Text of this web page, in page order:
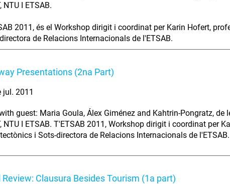
NTU I ETSAB.
2011, és el Workshop dirigit i coordinat per Karin Hofert,
de Relacions Internacionals de l'ETSAB.
Presentations (2na Part)
jul. 2011
guest: Maria Goula, Álex Giménez and Kahtrin-Pongratz, de
NTU I ETSAB. T'ETSAB 2011, Workshop dirigit i coordinat per
i Sots-directora de Relacions Internacionals de l'ETSAB.
Review: Clausura Besides Tourism (1a part)